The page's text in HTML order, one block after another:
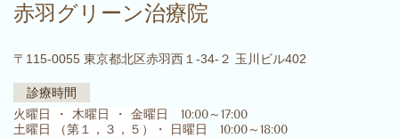
赤羽グリーン治療院
〒115-0055 東京都北区赤羽西１-34-２ 玉川ビル402
診療時間
火曜日 ・ 木曜日 ・ 金曜日
10:00～17:00
土曜日 （第１，３，５）・ 日曜日 10:00～18:00